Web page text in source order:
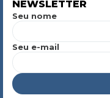
NEWSLETTER
Seu nome
Seu e-mail